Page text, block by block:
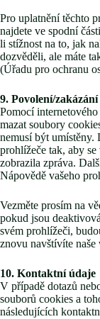
Pro uplatnění těchto
najdete ve spodní
li stížnost na to, jak
dozvěděli, ale máte
(Úřadu pro ochranu
9. Povolení/
Pomocí
mazat soubory
nemusí být umístěny.
prohlížeče tak, aby
zobrazila zpráva.
Nápovědě vašeho
Vezměte prosím na
pokud jsou
svém prohlížeči,
znovu navštívíte naše
10. Kontaktní údaje
V případě dotazů
souborů cookies a
následujících